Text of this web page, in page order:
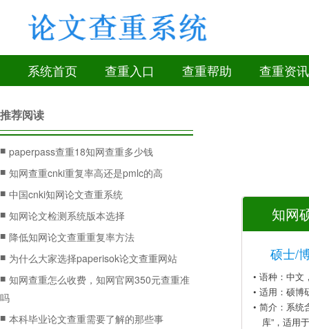
系统首页 查重入口 查重帮助 查重资讯
推荐阅读
■ paperpass查重18知网查重多少钱
■ 知网查重cnki重复率高还是pmlc的高
■ 中国cnki知网论文查重系统
■ 知网论文检测系统版本选择
■ 降低知网论文查重重复率方法
■ 为什么大家选择paperisok论文查重网站
■ 知网查重怎么收费，知网官网350元查重准
吗
■ 本科毕业论文查重需要了解的那些事
知网
硕士/
• 语种：中文
• 适用：硕博
• 简介：系统
库”，适用